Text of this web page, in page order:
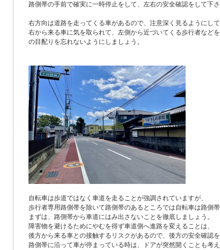
路側帯の手前で確実に一時停止をして、左右の安全確認をして下
右方向は道路を走ってくる車があるので、注意深く見るようにし
右から来る車に気を取られて、左側から近づいてくる歩行者など
の目配りを忘れないようにしましょう。
自転車は歩道ではなく車道を走ることが強調されていますが、
歩行者専用路側帯を除いて路側帯のあるところでは自転車は路側
まずは、路側帯から車道にはみ出さないことを徹底しましょう。
障害物を避けるためにやむを得ず車道側へ進路を変えることは、
後方から来る車との接触するリスクがあるので、後方の安全確認
路側帯に沿って車が停まっている時は、ドアが突然開くことも考